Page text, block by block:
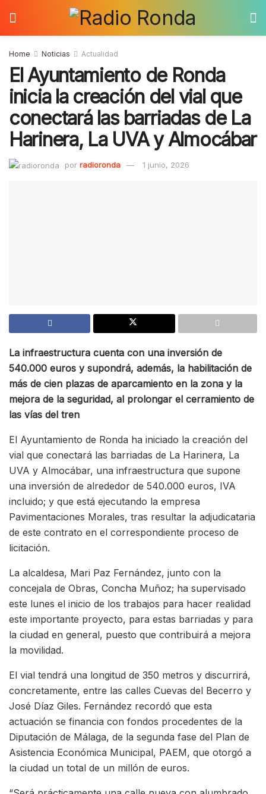
Home Noticias Actualidad
El Ayuntamiento de Ronda
inicia la creación del vial que
conectará las barriadas de La
Harinera, La UVA y Almocábar
por radioronda 1 junio, 2026
La infraestructura cuenta con una inversión de
540.000 euros y supondrá, además, la habilitación de
más de cien plazas de aparcamiento en la zona y la
mejora de la seguridad, al prolongar el cerramiento de
las vías del tren
El Ayuntamiento de Ronda ha iniciado la creación del
vial que conectará las barriadas de La Harinera, La
UVA y Almocábar, una infraestructura que supone
una inversión de alrededor de 540.000 euros, IVA
incluido; y que está ejecutando la empresa
Pavimentaciones Morales, tras resultar la adjudicataria
de este contrato en el correspondiente proceso de
licitación.
La alcaldesa, Mari Paz Fernández, junto con la
concejala de Obras, Concha Muñoz; ha supervisado
este lunes el inicio de los trabajos para hacer realidad
este importante proyecto, para estas barriadas y para
la ciudad en general, puesto que contribuirá a mejora
la movilidad.
El vial tendrá una longitud de 350 metros y discurrirá,
concretamente, entre las calles Cuevas del Becerro y
José Díaz Giles. Fernández recordó que esta
actuación se financia con fondos procedentes de la
Diputación de Málaga, de la segunda fase del Plan de
Asistencia Económica Municipal, PAEM, que otorgó a
la ciudad un total de un millón de euros.